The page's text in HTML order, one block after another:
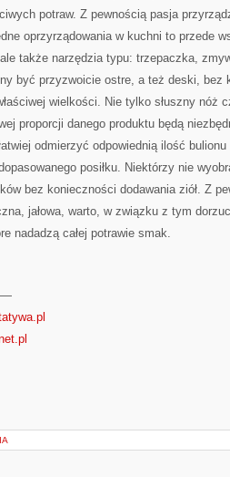
potraw. Z pewnością pasja
oprzyrządowania w kuchni to przede
także narzędzia typu: trzepaczka,
być przyzwoicie ostre, a też deski, bez
wielkości. Nie tylko słuszny nóż
proporcji danego produktu będą
odmierzyć odpowiednią ilość
posiłku. Niektórzy nie
bez konieczności dodawania ziół. Z
jałowa, warto, w związku z tym
nadadzą całej potrawie smak.